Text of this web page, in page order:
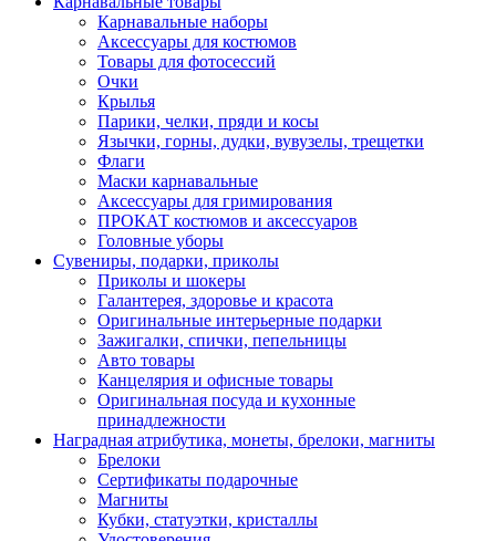
Карнавальные наборы
Аксессуары для костюмов
Товары для фотосессий
Очки
Крылья
Парики, челки, пряди и косы
Язычки, горны, дудки, вувузелы, трещетки
Флаги
Маски карнавальные
Аксессуары для гримирования
ПРОКАТ костюмов и аксессуаров
Головные уборы
Сувениры, подарки, приколы
Приколы и шокеры
Галантерея, здоровье и красота
Оригинальные интерьерные подарки
Зажигалки, спички, пепельницы
Авто товары
Канцелярия и офисные товары
Оригинальная посуда и кухонные
принадлежности
Наградная атрибутика, монеты, брелоки, магниты
Брелоки
Сертификаты подарочные
Магниты
Кубки, статуэтки, кристаллы